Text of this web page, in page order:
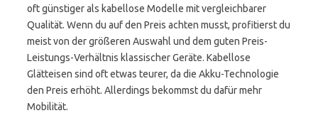
oft günstiger als kabellose Modelle mit vergleichbarer
Qualität. Wenn du auf den Preis achten musst, profitierst du
meist von der größeren Auswahl und dem guten Preis-
Leistungs-Verhältnis klassischer Geräte. Kabellose
Glätteisen sind oft etwas teurer, da die Akku-Technologie
den Preis erhöht. Allerdings bekommst du dafür mehr
Mobilität.